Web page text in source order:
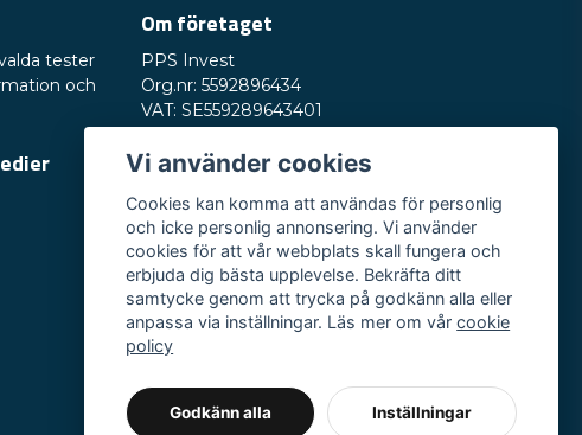
tester
och
Om företaget
PPS Invest
Org.nr: 5592896434
VAT: SE559289643401
245 33 Staffanstorp
Öppettider:
Mån-fre kl. 10-17
Vi använder cookies
Cookies kan komma att användas för personlig
och icke personlig annonsering. Vi använder
cookies för att vår webbplats skall fungera och
erbjuda dig bästa upplevelse. Bekräfta ditt
samtycke genom att trycka på godkänn alla eller
anpassa via inställningar. Läs mer om vårcookie
policy
Godkänn alla Inställningar